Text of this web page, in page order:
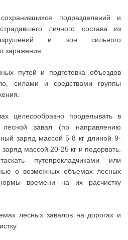
подразделений и
личного состава из
и зон сильного
заражения.
путей и подготовка объездов
силами и средствами группы
целесообразно проделывать в
завал (по направлению
заряд массой 5-8 кг длиной 9-
массой 20-25 кг и подорвать.
путепрокладчиками или
о возможных объемах лесных
времени на их расчистку
лесных завалов на дорогах и